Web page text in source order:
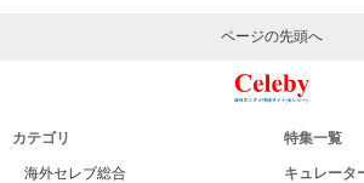
ページの先頭へ
カテゴリ
海外セレブ総合
特集一覧
キュレータ